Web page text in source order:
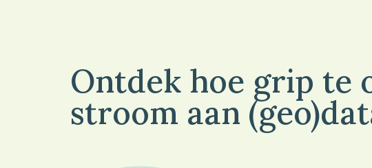
Ontdek hoe grip te
stroom aan